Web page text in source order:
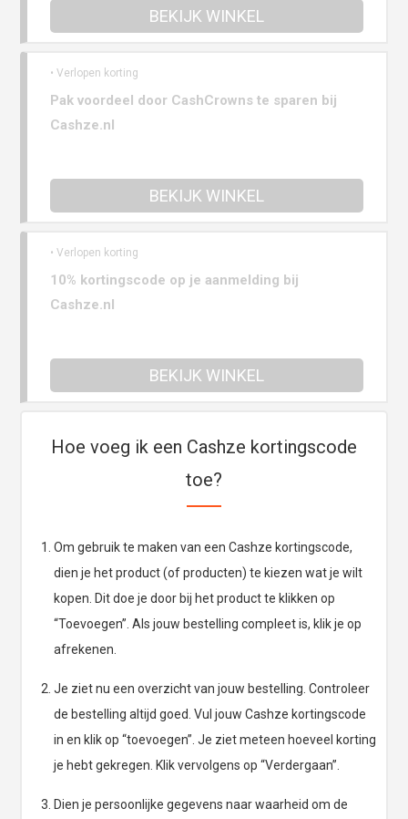
BEKIJK WINKEL
• Verlopen korting
Pak voordeel door CashCrowns te sparen bij
Cashze.nl
BEKIJK WINKEL
• Verlopen korting
10% kortingscode op je aanmelding bij
Cashze.nl
BEKIJK WINKEL
Hoe voeg ik een Cashze kortingscode
toe?
Om gebruik te maken van een Cashze kortingscode,
dien je het product (of producten) te kiezen wat je wilt
kopen. Dit doe je door bij het product te klikken op
“Toevoegen”. Als jouw bestelling compleet is, klik je op
afrekenen.
Je ziet nu een overzicht van jouw bestelling. Controleer
de bestelling altijd goed. Vul jouw Cashze kortingscode
in en klik op “toevoegen”. Je ziet meteen hoeveel korting
je hebt gekregen. Klik vervolgens op “Verdergaan”.
Dien je persoonlijke gegevens naar waarheid om de